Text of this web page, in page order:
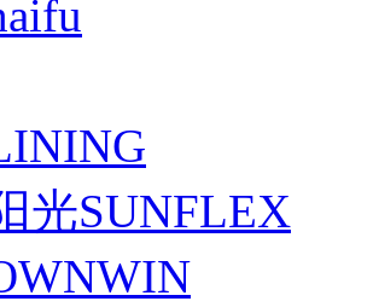
光SUNFLEX